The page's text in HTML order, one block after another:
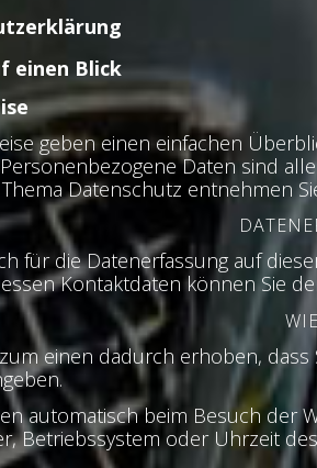
einen Blick
geben einen einfachen
Daten sind
Datenschutz entnehmen
für die Datenerfassung auf
Kontaktdaten können Sie
einen dadurch erhoben, dass
automatisch beim Besuch der
Betriebssystem oder Uhrzeit